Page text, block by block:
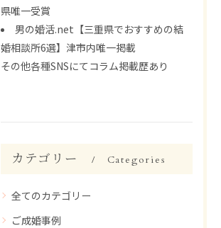
県唯一受賞
男の婚活.net【三重県でおすすめの結
婚相談所6選】津市内唯一掲載
その他各種SNSにてコラム掲載歴あり
カテゴリー Categories
全てのカテゴリー
ご成婚事例